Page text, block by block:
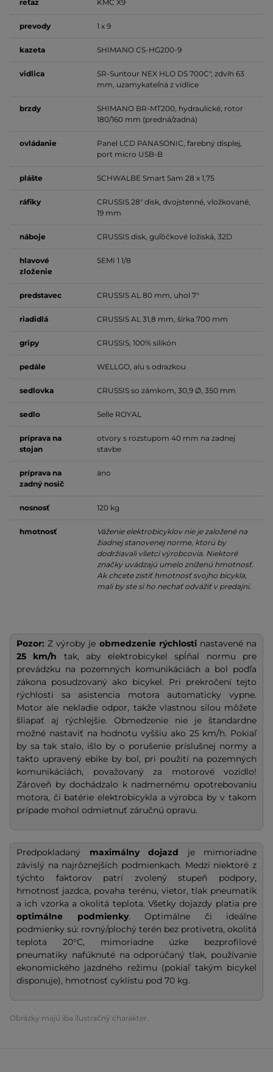
reťaz KMC X9
prevody 1 x 9
kazeta SHIMANO CS-HG200-9
vidlica
SR-Suntour NEX HLO DS 700C", zdvih 63
mm, uzamykateľná z vidlice
brzdy
SHIMANO BR-MT200, hydraulické, rotor
180/160 mm (predná/zadná)
ovládanie
Panel LCD PANASONIC, farebný displej,
port micro USB-B
plášte SCHWALBE Smart Sam 28 x 1,75
ráfiky
CRUSSIS 28" disk, dvojstenné, vložkované,
19 mm
náboje CRUSSIS disk, guľôčkové ložiská, 32D
hlavové
zloženie
SEMI 1 1/8
predstavec CRUSSIS AL 80 mm, uhol 7°
riadidlá CRUSSIS AL 31,8 mm, šírka 700 mm
gripy CRUSSIS, 100% silikón
pedále WELLGO, alu s odrazkou
sedlovka CRUSSIS so zámkom, 30,9 Ø, 350 mm
sedlo Selle ROYAL
príprava na
stojan
otvory s rozstupom 40 mm na zadnej
stavbe
príprava na
zadný nosič
áno
nosnosť 120 kg
hmotnosť
Váženie elektrobicyklov nie je založené na
žiadnej stanovenej norme, ktorú by
dodržiavali všetci výrobcovia. Niektoré
značky uvádzajú umelo zníženú hmotnosť.
Ak chcete zistiť hmotnosť svojho bicykla,
mali by ste si ho nechať odvážiť v predajni.
Pozor: Z výroby je obmedzenie rýchlostinastavené na
25 km/h tak, aby elektrobicykel spĺňal normu pre
prevádzku na pozemných komunikáciách a bol podľa
zákona posudzovaný ako bicykel. Pri prekročení tejto
rýchlosti sa asistencia motora automaticky vypne.
Motor ale nekladie odpor, takže vlastnou silou môžete
šliapať aj rýchlejšie. Obmedzenie nie je štandardne
možné nastaviť na hodnotu vyššiu ako 25 km/h. Pokiaľ
by sa tak stalo, išlo by o porušenie príslušnej normy a
takto upravený ebike by bol, pri použití na pozemných
komunikáciách, považovaný za motorové vozidlo!
Zároveň by dochádzalo k nadmernému opotrebovaniu
motora, či batérie elektrobicykla a výrobca by v takom
prípade mohol odmietnuť záručnú opravu.
Predpokladaný maximálny dojazd je mimoriadne
závislý na najrôznejších podmienkach. Medzi niektoré z
týchto faktorov patrí zvolený stupeň podpory,
hmotnosť jazdca, povaha terénu, vietor, tlak pneumatík
a ich vzorka a okolitá teplota. Všetky dojazdy platia pre
optimálne podmienky. Optimálne či ideálne
podmienky sú: rovný/plochý terén bez protivetra, okolitá
teplota 20°C, mimoriadne úzke bezprofilové
pneumatiky nafúknuté na odporúčaný tlak, používanie
ekonomického jazdného režimu (pokiaľ takým bicykel
disponuje), hmotnosť cyklistu pod 70 kg.
Obrázky majú iba ilustračný charakter.